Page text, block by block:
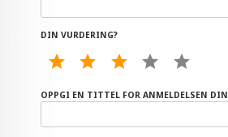
DIN VURDERING?
1 STAR2 STAR3 STAR4 STAR
OPPGI EN TITTEL FOR ANMELDELSEN DIN